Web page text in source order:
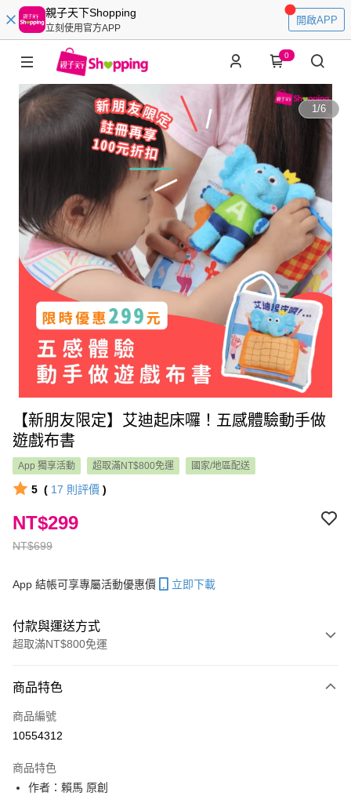
親子天下Shopping
立刻使用官方APP
開啟APP
0
1/6
【新朋友限定】艾迪起床囉！五感體驗動手做
遊戲布書
App 獨享活動 超取滿NT$800免運 國家/地區配送
5 ( 17 則評價 )
NT$699
NT$299
App 結帳可享專屬活動優惠價 立即下載
付款與運送方式
超取滿NT$800免運
信用卡一次付款
LINE Pay
大哥付你分期
商品特色
商品編號
10554312
商品特色
作者：賴馬 原創